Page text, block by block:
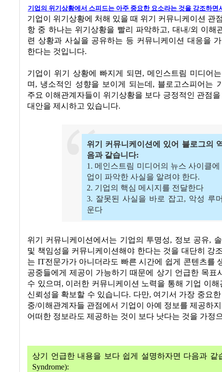
기업의 위기상황에서 스피드는 아주 중요한 요소라는 것을 강조하면
기업이 위기상황에 처해 있을 때 위기 커뮤니케이션 관
항 중 하나는 위기상황을 빨리 파악하고, 대내/외 이해
련 상황과 사실을 공유하는 등 커뮤니케이션 대응을
한다는 것입니다.
기업이 위기 상황에 빠지게 되면, 메인스트림 미디어
며, 냉소적인 성향을 보이게 되는데, 블로고스피어는
주요 이해관계자들이 위기상황을 보다 긍정적인 관점
대안을 제시하고 있습니다.
위기 커뮤니케이션에 있어 블로그의
음과 같습니다:
1. 메인스트림 미디어의 뉴스 사이클
업이 파악한 사실을 알려야 한다.
2. 기업의 핵심 메시지를 전달한다
3. 잘못된 사실을 바로 잡고, 악성 루
운다
위기 커뮤니케이션에서는 기업의 투명성, 정보 공유,
및 책임성을 커뮤니케이션해야 한다는 것을 대단히 강
는 IT전문가가 아니더라도 빠른 시간에 쉽게 콘텐츠를
공중들에게 제공이 가능하기 때문에 상기 언급한 목표
수 있으며, 이러한 커뮤니케이션 노력을 통해 기업 이
신뢰성을 확보할 수 있습니다. 다만, 여기서 가장 중요
중/이해관계자들 관점에서 기업이 아예 정보를 제공하
어떠한 정보라도 제공하는 것이 보다 낫다는 것을 가정
상기 언급한 내용을 보다 쉽게 설명하자면 다음과 같
Syndrome):